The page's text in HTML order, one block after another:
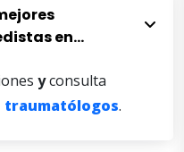
en
yconsulta
traumatólogos.